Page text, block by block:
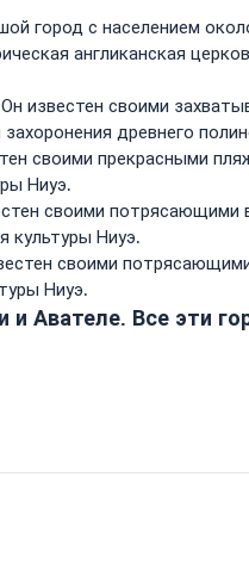
город с населением
англиканская
известен своими
древнего
своими прекрасными
Ниуэ.
своими
культуры Ниуэ.
своими
Ниуэ.
Авателе. Все эти